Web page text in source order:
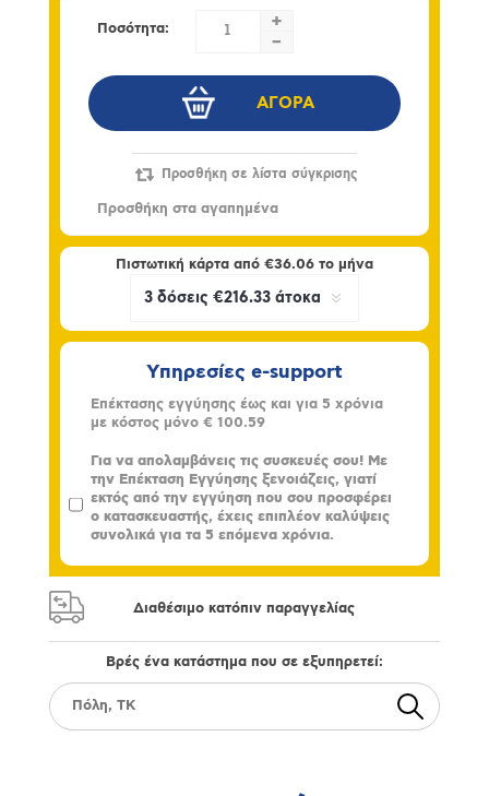
Ποσότητα:
+
-
Πιστωτική κάρτα από €36.06το μήνα
Υπηρεσίες e-support
Επέκτασης εγγύησης έως και για 5 χρόνια
με κόστος μόνο € 100.59
Για να απολαμβάνεις τις συσκευές σου! Με
την Επέκταση Εγγύησης ξενοιάζεις, γιατί
εκτός από την εγγύηση που σου προσφέρει
ο κατασκευαστής, έχεις επιπλέον καλύψεις
συνολικά για τα 5 επόμενα χρόνια.
Διαθέσιμο κατόπιν παραγγελίας
Βρές ένα κατάστημα που σε εξυπηρετεί: